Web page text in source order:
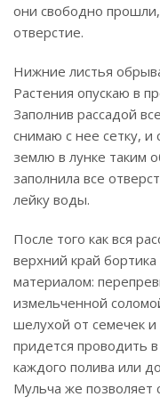
они свободно
отверстие.
Нижние листья
Растения опускаю в
Заполнив рассадой
снимаю с нее сетку,
землю в лунке таким
заполнила все
лейку воды.
После того как вся
верхний край
материалом:
измельченной
шелухой от семечек и
придется проводить
каждого полива или
Мульча же позволяет